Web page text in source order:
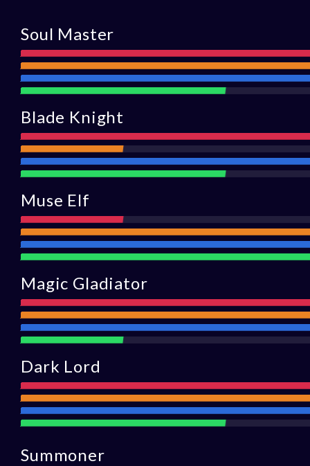
Soul Master
Atak
Zasięg
Obrona
Wsparcie
Blade Knight
Atak
Zasięg
Obrona
Wsparcie
Muse Elf
Atak
Zasięg
Obrona
Magic Gladiator
Atak
Zasięg
Obrona
Wsparcie
Dark Lord
Atak
Zasięg
Obrona
Wsparcie
Summoner